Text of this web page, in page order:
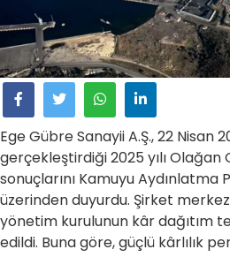
Ege Gübre Sanayii A.Ş., 22 Nisan
gerçekleştirdiği 2025 yılı Olağan
sonuçlarını Kamuyu Aydınlatma
üzerinden duyurdu. Şirket
yönetim kurulunun kâr dağıtım
edildi. Buna göre, güçlü kârlılık